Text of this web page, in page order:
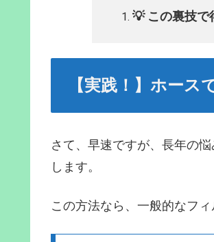
💡 この裏技で
【実践！】ホース
さて、早速ですが、長年の
します。
この方法なら、一般的なフ